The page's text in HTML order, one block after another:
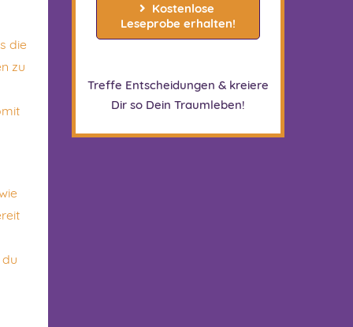
die
zu
Kostenlose
Leseprobe erhalten!
Treffe Entscheidungen & kreiere
Dir so Dein Traumleben!